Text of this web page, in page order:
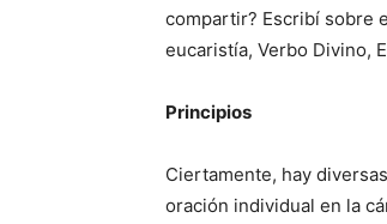
compartir? Escribí sobre
eucaristía, Verbo Divino,
Principios
Ciertamente, hay
oración individual en la